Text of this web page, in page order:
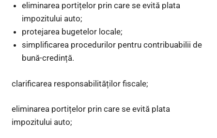
eliminarea portițelor prin care se evită plata
impozitului auto;
protejarea bugetelor locale;
simplificarea procedurilor pentru contribuabilii de
bună-credință.
clarificarea responsabilităților fiscale;
eliminarea portițelor prin care se evită plata
impozitului auto;